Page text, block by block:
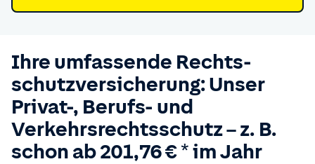
Ihre umfassende Rechts­
schutz­versicherung: Unser
Privat-, Berufs- und
Verkehrsrechtsschutz –z. B.
schon ab 201,76 € * im Jahr